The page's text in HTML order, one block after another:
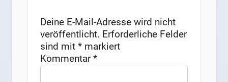
Deine E-Mail-Adresse wird nicht
veröffentlicht. Erforderliche Felder
sind mit* markiert
Kommentar*